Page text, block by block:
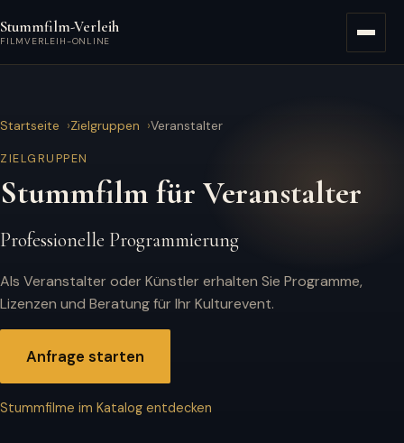
Stummfilm-Verleih
FILMVERLEIH-ONLINE
Startseite Zielgruppen Veranstalter
ZIELGRUPPEN
Stummfilm für Veranstalter
Professionelle Programmierung
Als Veranstalter oder Künstler erhalten Sie Programme,
Lizenzen und Beratung für Ihr Kulturevent.
Anfrage starten
Stummfilme im Katalog entdecken